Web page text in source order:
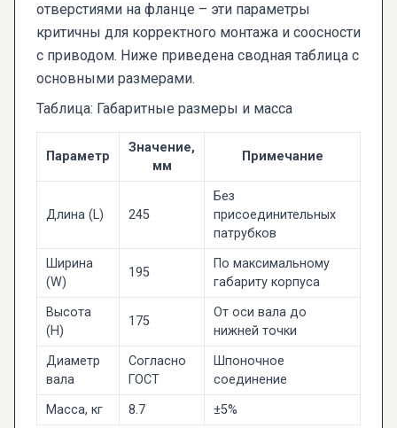
отверстиями на фланце – эти параметры
критичны для корректного монтажа и соосности
с приводом. Ниже приведена сводная таблица с
основными размерами.
Таблица: Габаритные размеры и масса
Параметр
Значение,
мм
Примечание
Длина (L) 245
Без
присоединительных
патрубков
Ширина
(W)
195
По максимальному
габариту корпуса
Высота
(H)
175
От оси вала до
нижней точки
Диаметр
вала
Согласно
ГОСТ
Шпоночное
соединение
Масса, кг
8.7 ±5%